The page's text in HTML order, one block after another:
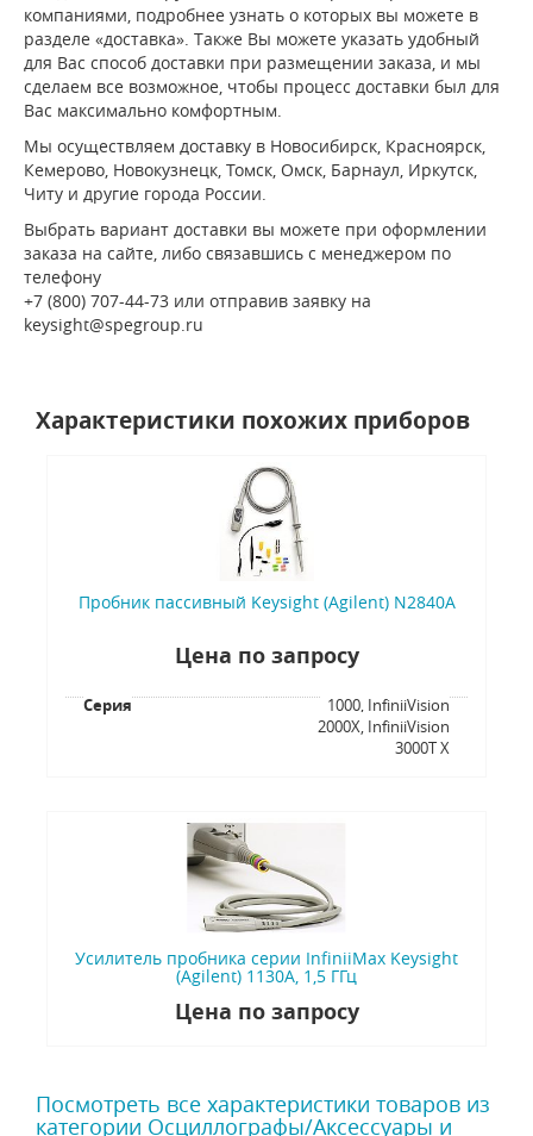
компаниями, подробнее узнать о которых вы можете в
разделе «доставка». Также Вы можете указать удобный
для Вас способ доставки при размещении заказа, и мы
сделаем все возможное, чтобы процесс доставки был для
Вас максимально комфортным.
Мы осуществляем доставку в Новосибирск, Красноярск,
Кемерово, Новокузнецк, Томск, Омск, Барнаул, Иркутск,
Читу и другие города России.
Выбрать вариант доставки вы можете при оформлении
заказа на сайте, либо связавшись с менеджером по
телефону
+7 (800) 707-44-73 или отправив заявку на
keysight@spegroup.ru
Характеристики похожих приборов
Пробник пассивный Keysight (Agilent) N2840A
Цена по запросу
Серия
1000, InfiniiVision
2000X, InfiniiVision
3000T X
Усилитель пробника серии InfiniiMax Keysight
(Agilent) 1130A, 1,5 ГГц
Цена по запросу
Посмотреть все характеристики товаров из
категории Осциллографы/Аксессуары и